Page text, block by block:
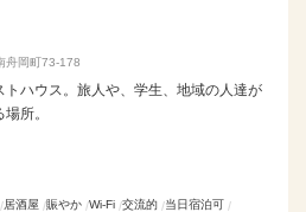
舟岡町73-178
ハウス。旅人や、学生、地域の人達が
所。
居酒屋 賑やか Wi-Fi 交流的
当日宿泊可